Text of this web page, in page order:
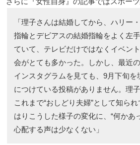
「理子さんは結婚してから、ハリー
指輪とデビアスの結婚指輪をよく左
ていて、テレビだけではなくイベン
会がとても多かった。しかし、最近
インスタグラムを見ても、9月下旬を
につけている投稿がありません。理
これまで“おしどり夫婦”として知ら
はりこうした様子の変化に、“何かあ
心配する声は少なくない」